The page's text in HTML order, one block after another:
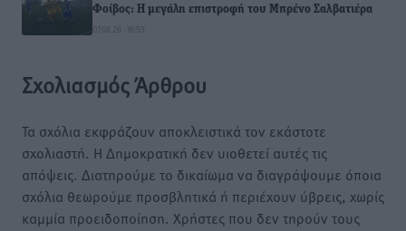
Φοίβος: Η μεγάλη επιστροφή του Μπρένο Σαλβατιέρα
07.08.26 · 16:53
Σχολιασμός Άρθρου
Τα σχόλια εκφράζουν αποκλειστικά τον εκάστοτε
σχολιαστή. Η Δημοκρατική δεν υιοθετεί αυτές τις
απόψεις. Διατηρούμε το δικαίωμα να διαγράψουμε όποια
σχόλια θεωρούμε προσβλητικά ή περιέχουν ύβρεις, χωρίς
καμμία προειδοποίηση. Χρήστες που δεν τηρούν τους